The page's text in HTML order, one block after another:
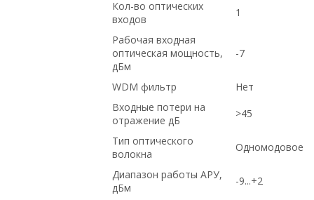
Кол-во оптических
входов
1
Рабочая входная
оптическая мощность,
дБм
-7
WDM фильтр
Нет
Входные потери на
отражение дБ
>45
Тип оптического
волокна
Одномодовое
Диапазон работы АРУ,
дБм
-9...+2